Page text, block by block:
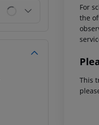
For
the
This